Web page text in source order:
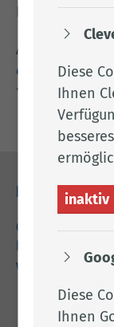
Anmeldungen
13684.
04471 15 0
www.lkclp.de
Diese
Ihnen
inaktiv
Diese
Ihnen